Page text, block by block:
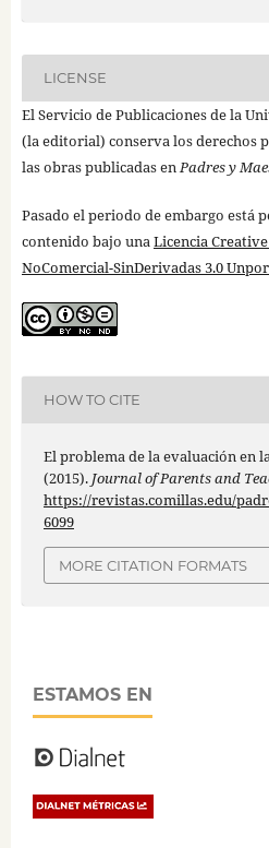
LICENSE
El Servicio de Publicaciones de la
(la editorial) conserva los derechos
las obras publicadas enPadres y
Pasado el periodo de embargo está
contenido bajo unaLicencia
NoComercial-SinDerivadas 3.0
HOW TO CITE
El problema de la evaluación en
(2015). Journal of Parents and
https://revistas.comillas.edu/
6099
MORE CITATION FORMATS
ESTAMOS EN